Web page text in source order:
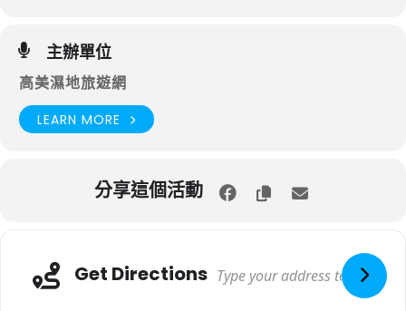
主辦單位
高美濕地旅遊網
LEARN MORE
分享這個活動
Get Directions